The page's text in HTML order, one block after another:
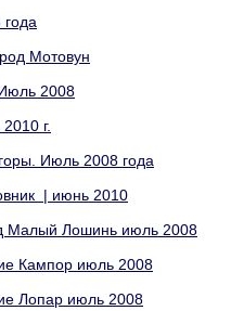
Мотовун
2008
г.
Июль 2008 года
| июнь 2010
Малый Лошинь июль 2008
Кампор июль 2008
Лопар июль 2008